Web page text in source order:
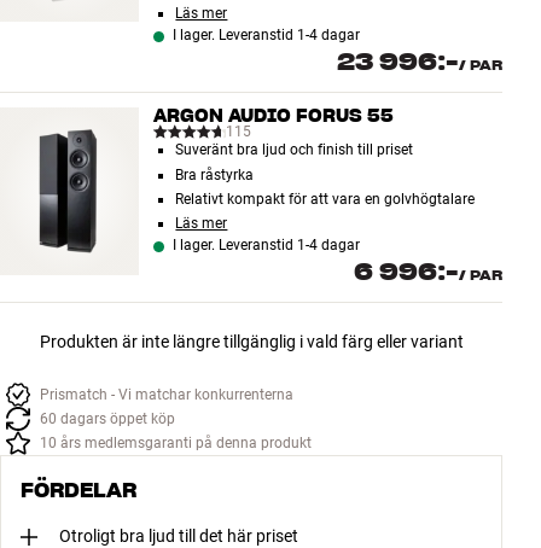
Läs mer
I lager. Leveranstid 1-4 dagar
23 996:-/ PAR
ARGON AUDIO FORUS 55
115
Suveränt bra ljud och finish till priset
Bra råstyrka
Relativt kompakt för att vara en golvhögtalare
Läs mer
I lager. Leveranstid 1-4 dagar
6 996:-/ PAR
Produkten är inte längre tillgänglig i vald färg eller variant
Prismatch - Vi matchar konkurrenterna
60 dagars öppet köp
10 års medlemsgaranti på denna produkt
FÖRDELAR
Otroligt bra ljud till det här priset